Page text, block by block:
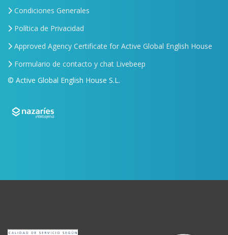
Condiciones Generales
Política de Privacidad
Approved Agency Certificate for Active Global English House
Formulario de contacto y chat Livebeep
© Active Global English House S.L.